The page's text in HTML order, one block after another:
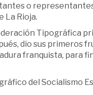
o
La Rioja.
Tipográfica
dio sus primeros
franquista, para
del Socialismo